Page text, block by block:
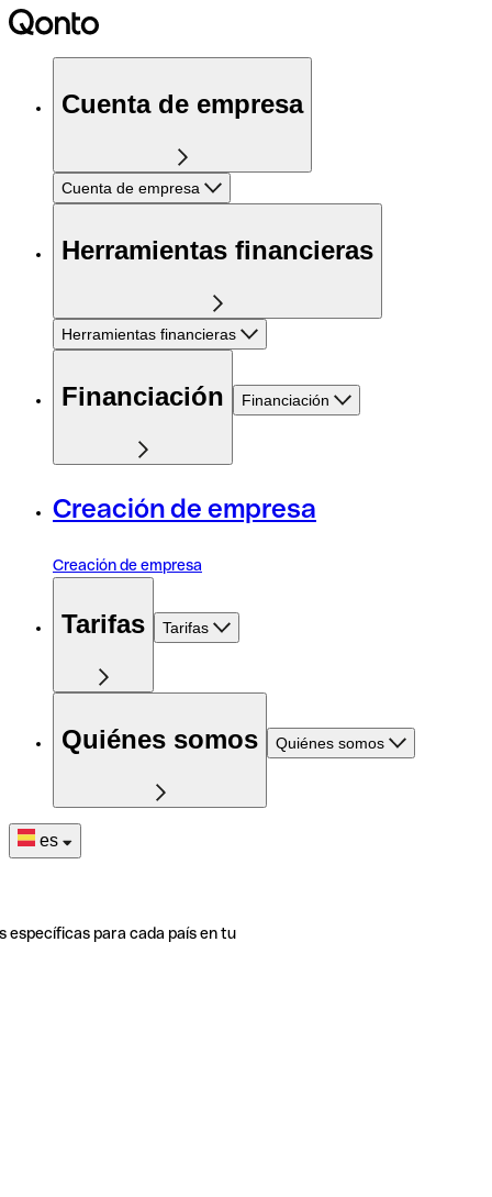
Cuenta de empresa
Cuenta de empresa
Herramientas financieras
Herramientas financieras
Financiación Financiación
Creación de empresa
Creación de empresa
Tarifas Tarifas
Quiénes somos Quiénes somos
es
específicas para cada país en tu